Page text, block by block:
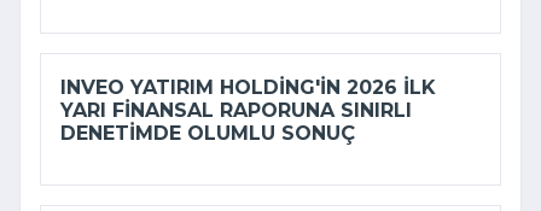
INVEO YATIRIM HOLDING'IN 2026 ILK
YARI FINANSAL RAPORUNA SINIRLI
DENETIMDE OLUMLU SONUÇ